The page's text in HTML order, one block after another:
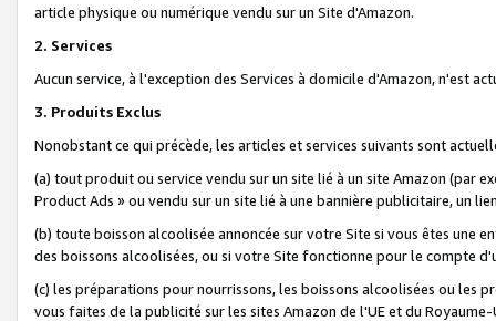
article physique ou numérique vendu sur un Site d'Amazon.
2. Services
Aucun service, à l'exception des Services à domicile d'Amazon, n'est
3. Produits Exclus
Nonobstant ce qui précède, les articles et services suivants sont
(a) tout produit ou service vendu sur un site lié à un site Amazon (par
Product Ads » ou vendu sur un site lié à une bannière publicitaire, un
(b) toute boisson alcoolisée annoncée sur votre Site si vous êtes une
des boissons alcoolisées, ou si votre Site fonctionne pour le compte
(c) les préparations pour nourrissons, les boissons alcoolisées ou les
vous faites de la publicité sur les sites Amazon de l'UE et du Royaume-